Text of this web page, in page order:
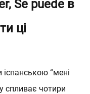
заняття
мови
мови
Se puede в
ці
іспанською “мені
спливає чотири